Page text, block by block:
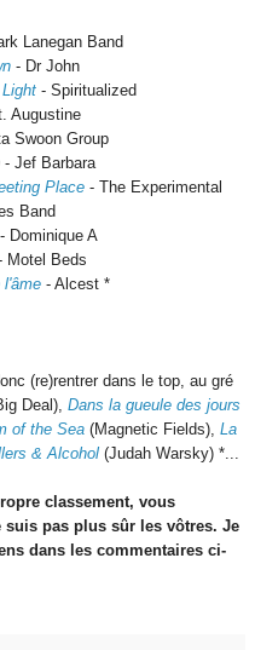
Lanegan Band
- Dr John
- Spiritualized
Augustine
Swoon Group
- Jef Barbara
Place - The Experimental
Band
- Dominique A
Motel Beds
l'âme- Alcest *
(re)rentrer dans le top, au gré
Deal), Dans la gueule des jours
of the Sea (Magnetic Fields), La
& Alcohol (Judah Warsky) *...
classement, vous
pas plus sûr les vôtres. Je
dans les commentaires ci-